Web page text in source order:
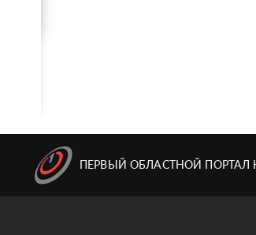
ПЕРВЫЙ ОБЛАСТНОЙ ПОРТАЛ